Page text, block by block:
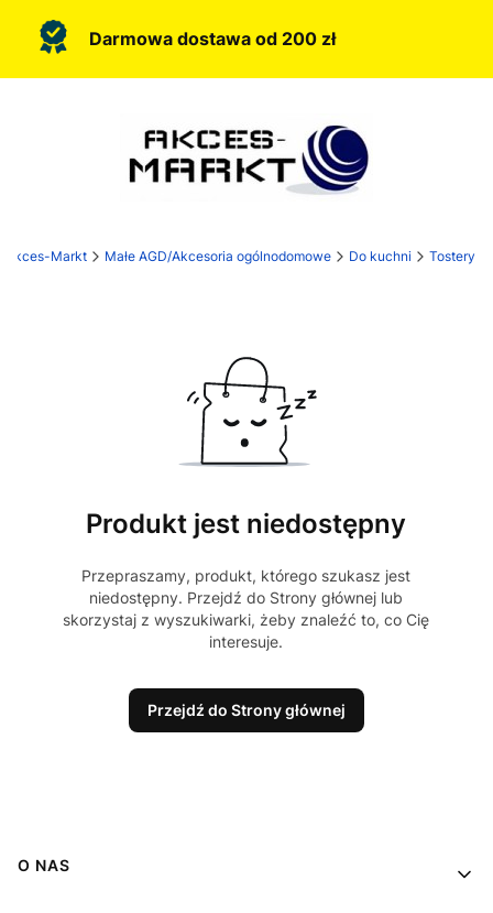
Darmowa dostawa od 200 zł
Akces-Markt Małe AGD/Akcesoria ogólnodomowe Do kuchni Tostery
Produkt jest niedostępny
Przepraszamy, produkt, którego szukasz jest
niedostępny. Przejdź do Strony głównej lub
skorzystaj z wyszukiwarki, żeby znaleźć to, co Cię
interesuje.
Przejdź do Strony głównej
Linki w stopce
O NAS